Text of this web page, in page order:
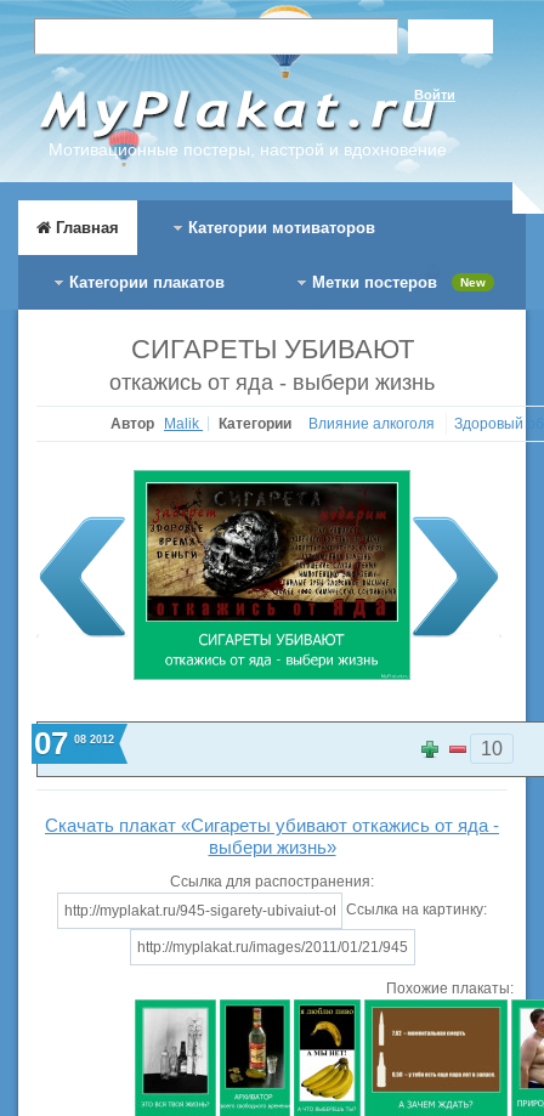
Мотивационные постеры, настрой и вдохновение
Войти
Главная Категории мотиваторов
Категории плакатов Метки постеров New
СИГАРЕТЫ УБИВАЮТ
откажись от яда - выбери жизнь
Автор Malik Категории Влияние алкоголя Здоровый
07 08 2012 10
Скачать плакат «Сигареты убивают откажись от яда -
выбери жизнь»
Ссылка для распостранения:
Ссылка на картинку:
Похожие плакаты: